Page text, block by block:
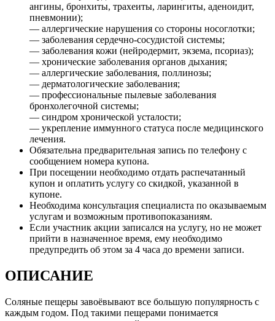
ангины, бронхиты, трахеиты, ларингиты, аденоидит,
пневмонии);
— аллергические нарушения со стороны носоглотки;
— заболевания сердечно-сосудистой системы;
— заболевания кожи (нейродермит, экзема, псориаз);
— хронические заболевания органов дыхания;
— аллергические заболевания, поллинозы;
— дерматологические заболевания;
— профессиональные пылевые заболевания
бронхолегочной системы;
— синдром хронической усталости;
— укрепление иммунного статуса после медицинского
лечения.
Обязательна предварительная запись по телефону с
сообщением номера купона.
При посещении необходимо отдать распечатанный
купон и оплатить услугу со скидкой, указанной в
купоне.
Необходима консультация специалиста по оказываемым
услугам и возможным противопоказаниям.
Если участник акции записался на услугу, но не может
прийти в назначенное время, ему необходимо
предупредить об этом за 4 часа до времени записи.
ОПИСАНИЕ
Соляные пещеры завоёвывают все большую популярность с
каждым годом. Под такими пещерами понимается